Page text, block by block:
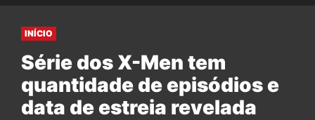
INÍCIO
Série dos X-Men tem
quantidade de episódios e
data de estreia revelada